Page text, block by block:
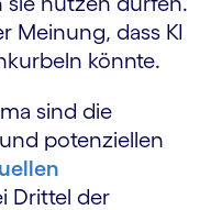
Meinung, dass KI
könnte.
sind die
potenziellen
Drittel der